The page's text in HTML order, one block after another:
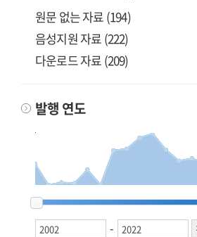
원문 없는 자료 (194)
음성지원 자료 (222)
다운로드 자료 (209)
발행 연도
-